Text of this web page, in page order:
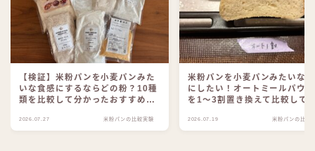
【検証】米粉パンを小麦パンみた
いな食感にするならどの粉？10種
類を比較して分かったおすすめラ
2026.07.27 米粉パンの比較実験
米粉パンを小麦パンみたいな
にしたい！オートミールパウ
を1〜3割置き換えて比較して
2026.07.19 米粉パンの比較